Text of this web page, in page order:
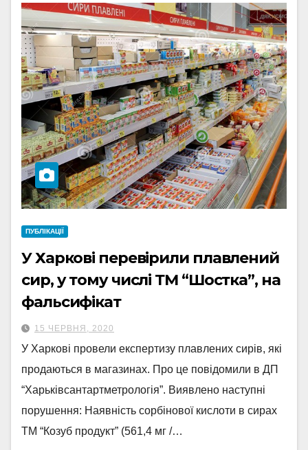
ПУБЛІКАЦІЇ
У Харкові перевірили плавлений
сир, у тому числі ТМ “Шостка”, на
фальсифікат
15 ЧЕРВНЯ, 2020
У Харкові провели експертизу плавлених сирів, які
продаються в магазинах. Про це повідомили в ДП
“Харьківсантартметрологія”. Виявлено наступні
порушення: Наявність сорбінової кислоти в сирах
ТМ “Козуб продукт” (561,4 мг /…